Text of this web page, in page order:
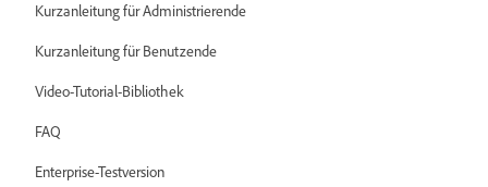
Kurzanleitung für Administrierende
Kurzanleitung für Benutzende
Video-Tutorial-Bibliothek
FAQ
Enterprise-Testversion